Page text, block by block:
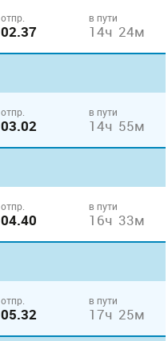
отпр.
02.37
в пути
14ч 24м
отпр.
03.02
в пути
14ч 55м
отпр.
04.40
в пути
16ч 33м
отпр.
05.32
в пути
17ч 25м